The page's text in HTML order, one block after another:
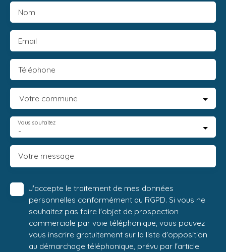
Nom
Email
Téléphone
Votre commune
-
Vous souhaitez
Votre message
J'accepte le traitement de mes données
personnelles conformément au RGPD. Si vous ne
souhaitez pas faire l'objet de prospection
commerciale par voie téléphonique, vous pouvez
vous inscrire gratuitement sur la liste d'opposition
au démarchage téléphonique, prévu par l'article